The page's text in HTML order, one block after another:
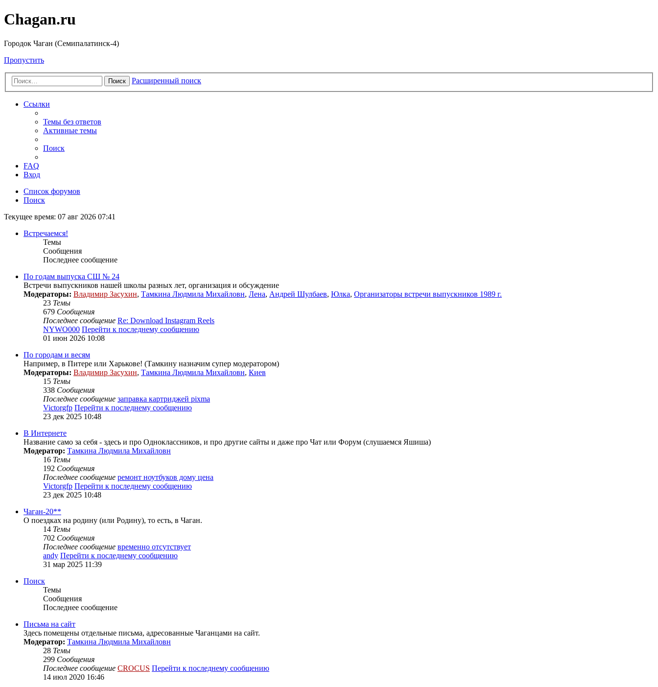
Chagan.ru
Городок Чаган (Семипалатинск-4)
Пропустить
Поиск Расширенный поиск
Ссылки
Темы без ответов
Активные темы
Поиск
FAQ
Вход
Список форумов
Поиск
Текущее время: 07 авг 2026 07:41
Встречаемся!
Темы
Сообщения
Последнее сообщение
По годам выпуска СШ № 24
Встречи выпускников нашей школы разных лет, организация и обсуждение
Модераторы: Владимир Засухин, Тамкина Людмила Михайловн, Лена, Андрей Шулбаев, Юлка, Организаторы встречи выпускников 1989 г.
23 Темы
679 Сообщения
Последнее сообщение Re: Download Instagram Reels
NYWO000 Перейти к последнему сообщению
01 июн 2026 10:08
По городам и весям
Например, в Питере или Харькове! (Тамкину назначим супер модератором)
Модераторы: Владимир Засухин, Тамкина Людмила Михайловн, Киев
15 Темы
338 Сообщения
Последнее сообщение заправка картриджей pixma
Victorgfp Перейти к последнему сообщению
23 дек 2025 10:48
В Интернете
Название само за себя - здесь и про Одноклассников, и про другие сайты и даже про Чат или Форум (слушаемся Яшиша)
Модератор: Тамкина Людмила Михайловн
16 Темы
192 Сообщения
Последнее сообщение ремонт ноутбуков дому цена
Victorgfp Перейти к последнему сообщению
23 дек 2025 10:48
Чаган-20**
О поездках на родину (или Родину), то есть, в Чаган.
14 Темы
702 Сообщения
Последнее сообщение временно отсутствует
andy Перейти к последнему сообщению
31 мар 2025 11:39
Поиск
Темы
Сообщения
Последнее сообщение
Письма на сайт
Здесь помещены отдельные письма, адресованные Чаганцами на сайт.
Модератор: Тамкина Людмила Михайловн
28 Темы
299 Сообщения
Последнее сообщение CROCUS Перейти к последнему сообщению
14 июл 2020 16:46